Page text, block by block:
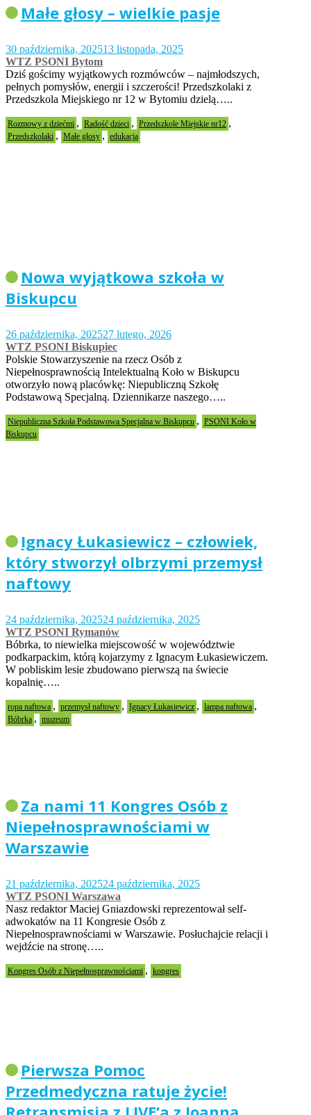
Małe głosy – wielkie pasje
30 października, 202513 listopada, 2025
WTZ PSONI Bytom
Dziś gościmy wyjątkowych rozmówców – najmłodszych,
pełnych pomysłów, energii i szczerości! Przedszkolaki z
Przedszkola Miejskiego nr 12 w Bytomiu dzielą…..
Rozmowy z dziećmi , Radość dzieci , Przedszkole Miejskie nr12 ,
Przedszkolaki , Małe głosy , edukacja
Nowa wyjątkowa szkoła w
Biskupcu
26 października, 202527 lutego, 2026
WTZ PSONI Biskupiec
Polskie Stowarzyszenie na rzecz Osób z
Niepełnosprawnością Intelektualną Koło w Biskupcu
otworzyło nową placówkę: Niepubliczną Szkołę
Podstawową Specjalną. Dziennikarze naszego…..
Niepubliczna Szkoła Podstawowa Specjalna w Biskupcu , PSONI Koło w
Biskupcu
Ignacy Łukasiewicz – człowiek,
który stworzył olbrzymi przemysł
naftowy
24 października, 202524 października, 2025
WTZ PSONI Rymanów
Bóbrka, to niewielka miejscowość w województwie
podkarpackim, którą kojarzymy z Ignacym Łukasiewiczem.
W pobliskim lesie zbudowano pierwszą na świecie
kopalnię…..
ropa naftowa , przemysł naftowy , Ignacy Łukasiewicz , lampa naftowa ,
Bóbrka , muzeum
Za nami 11 Kongres Osób z
Niepełnosprawnościami w
Warszawie
21 października, 202524 października, 2025
WTZ PSONI Warszawa
Nasz redaktor Maciej Gniazdowski reprezentował self-
adwokatów na 11 Kongresie Osób z
Niepełnosprawnościami w Warszawie. Posłuchajcie relacji i
wejdźcie na stronę…..
Kongres Osób z Niepełnosprawnościami , kongres
Pierwsza Pomoc
Przedmedyczna ratuje życie!